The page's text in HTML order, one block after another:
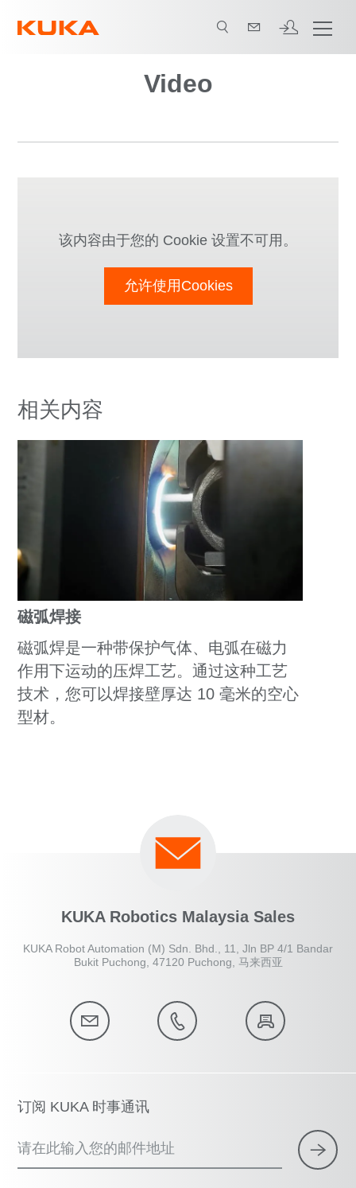
Video
该内容由于您的 Cookie 设置不可用。
允许使用Cookies
相关内容
磁弧焊接
磁弧焊是一种带保护气体、电弧在磁力
作用下运动的压焊工艺。通过这种工艺
技术，您可以焊接壁厚达 10 毫米的空心
型材。
KUKA Robotics Malaysia Sales
KUKA Robot Automation (M) Sdn. Bhd., 11, Jln BP 4/1 Bandar
Bukit Puchong, 47120 Puchong, 马来西亚
订阅 KUKA 时事通讯
请在此输入您的邮件地址